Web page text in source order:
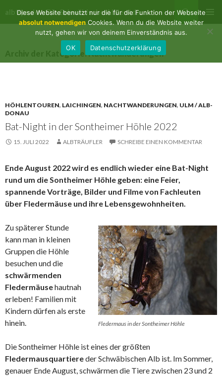
albtips.de – Die Schwäbische Alb entdecken
MENÜ
ZUM
Archiv der Kategorie: Nachtwanderungen
HÖHLENTOUREN, LAICHINGEN, NACHTWANDERUNGEN, ULM / ALB-
DONAU
Bat-Night in der Sontheimer Höhle 2022
15. JULI 2022 ALBTRÄUFLER SCHREIBE EINEN KOMMENTAR
Ende August 2022 wird es endlich wieder eine Bat-Night
rund um die Sontheimer Höhle geben: eine Feier,
spannende Vorträge, Bilder und Filme von Fachleuten
über Fledermäuse und ihre Lebensgewohnheiten.
Fledermaus in der Sontheimer Höhle
Zu späterer Stunde
kann man in kleinen
Gruppen die Höhle
besuchen und die
schwärmenden
Fledermäusehautnah
erleben! Familien mit
Kindern dürfen als erste
hinein.
Die Sontheimer Höhle ist eines der größten
Fledermausquartiereder Schwäbischen Alb ist. Im Sommer,
genauer Ende August, schwärmen die Tiere zwischen 23 und 2
Diese Website benutzt nur die für die Funktion der Webseite
absolut notwendigenCookies. Wenn du die Website weiter
nutzt, gehen wir von deinem Einverständnis aus.
OK
Datenschutzerklärung